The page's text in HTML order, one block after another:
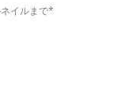
イルまで*